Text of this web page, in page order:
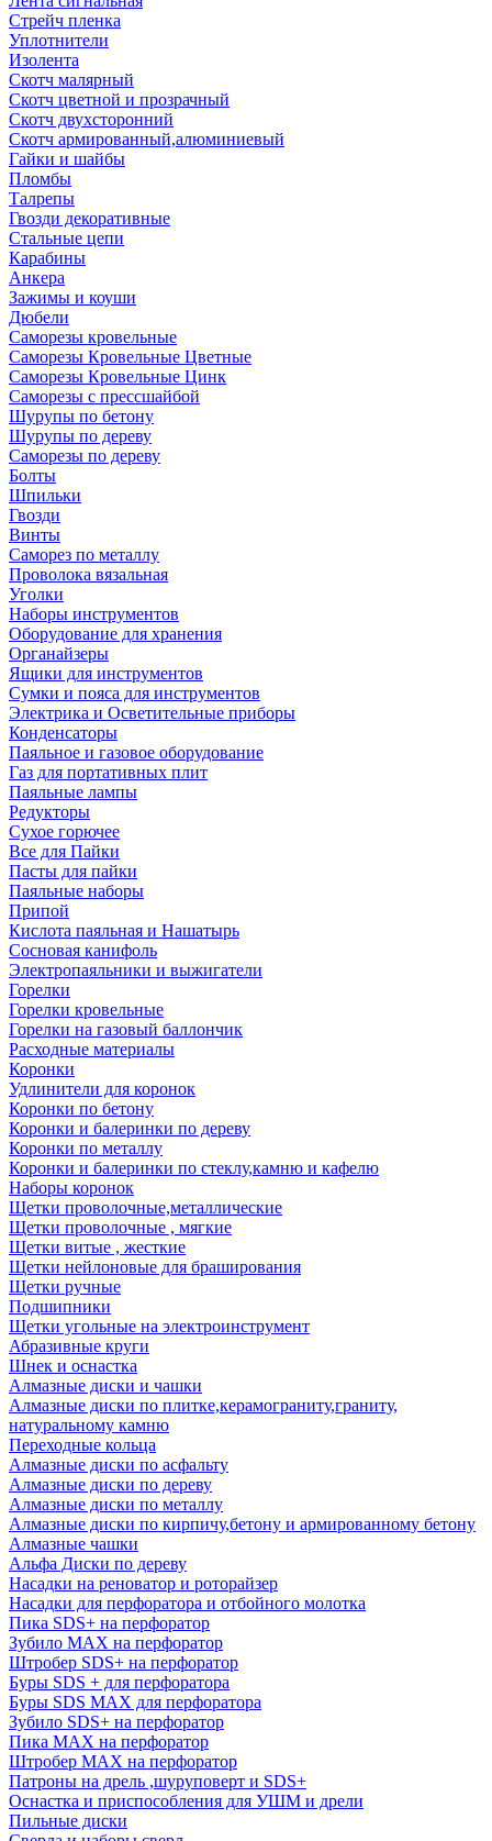
Стрейч пленка
Уплотнители
Изолента
Скотч малярный
Скотч цветной и прозрачный
Скотч двухсторонний
Скотч армированный,алюминиевый
Гайки и шайбы
Пломбы
Талрепы
Гвозди декоративные
Стальные цепи
Карабины
Анкера
Зажимы и коуши
Дюбели
Саморезы кровельные
Саморезы Кровельные Цветные
Саморезы Кровельные Цинк
Саморезы с прессшайбой
Шурупы по бетону
Шурупы по дереву
Саморезы по дереву
Болты
Шпильки
Гвозди
Винты
Саморез по металлу
Проволока вязальная
Уголки
Наборы инструментов
Оборудование для хранения
Органайзеры
Ящики для инструментов
Сумки и пояса для инструментов
Электрика и Осветительные приборы
Конденсаторы
Паяльное и газовое оборудование
Газ для портативных плит
Паяльные лампы
Редукторы
Сухое горючее
Все для Пайки
Пасты для пайки
Паяльные наборы
Припой
Кислота паяльная и Нашатырь
Сосновая канифоль
Электропаяльники и выжигатели
Горелки
Горелки кровельные
Горелки на газовый баллончик
Расходные материалы
Коронки
Удлинители для коронок
Коронки по бетону
Коронки и балеринки по дереву
Коронки по металлу
Коронки и балеринки по стеклу,камню и кафелю
Наборы коронок
Щетки проволочные,металлические
Щетки проволочные , мягкие
Щетки витые , жесткие
Щетки нейлоновые для браширования
Щетки ручные
Подшипники
Щетки угольные на электроинструмент
Абразивные круги
Шнек и оснастка
Алмазные диски и чашки
Алмазные диски по плитке,керамограниту,граниту,
натуральному камню
Переходные кольца
Алмазные диски по асфальту
Алмазные диски по дереву
Алмазные диски по металлу
Алмазные диски по кирпичу,бетону и армированному бетону
Алмазные чашки
Альфа Диски по дереву
Насадки на реноватор и роторайзер
Насадки для перфоратора и отбойного молотка
Пика SDS+ на перфоратор
Зубило MAX на перфоратор
Штробер SDS+ на перфоратор
Буры SDS + для перфоратора
Буры SDS MAX для перфоратора
Зубило SDS+ на перфоратор
Пика MAX на перфоратор
Штробер MAX на перфоратор
Патроны на дрель ,шуруповерт и SDS+
Оснастка и приспособления для УШМ и дрели
Пильные диски